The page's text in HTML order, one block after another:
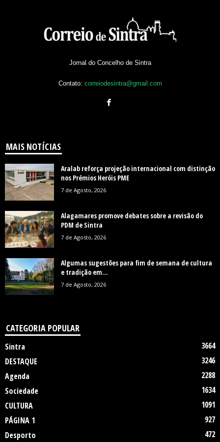
Jornal do Concelho de Sintra
Contato: correiodesintra@gmail.com
MAIS NOTÍCIAS
Aralab reforça projeção internacional com distinção
nos Prémios Heróis PME
7 de Agosto, 2026
Alagamares promove debates sobre a revisão do
PDM de Sintra
7 de Agosto, 2026
Algumas sugestões para fim de semana de cultura
e tradição em...
7 de Agosto, 2026
CATEGORIA POPULAR
Sintra
3664
DESTAQUE
3246
Agenda
2288
Sociedade
1634
CULTURA
1091
PÁGINA 1
927
Desporto
472